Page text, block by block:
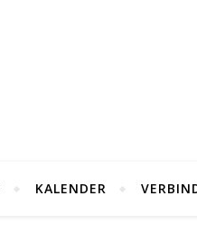
KALENDER